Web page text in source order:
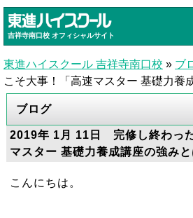
吉祥寺南口校 オフィシャルサイト
東進ハイスクール 吉祥寺南口校 » ブ
こそ大事！「高速マスター 基礎力養
ブログ
2019年 1月 11日 完修し終わっ
マスター 基礎力養成講座の強みと
こんにちは。